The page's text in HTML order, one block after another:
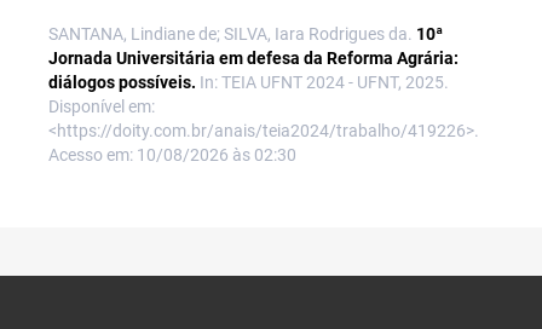
SANTANA, Lindiane de; SILVA, Iara Rodrigues da. 10ª
Jornada Universitária em defesa da Reforma Agrária:
diálogos possíveis. In: TEIA UFNT 2024 - UFNT, 2025.
Disponível em:
<https://doity.com.br/anais/teia2024/trabalho/419226>.
Acesso em: 10/08/2026 às 02:30